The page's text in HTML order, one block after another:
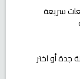
سريعة
جدة أو اختر